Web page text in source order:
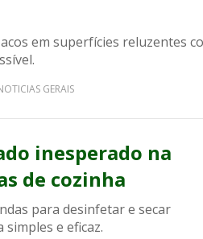
em superfícies reluzentes
GERAIS
inesperado na
de cozinha
para desinfetar e secar
e eficaz.